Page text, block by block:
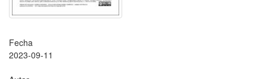
Fecha
2023-09-11